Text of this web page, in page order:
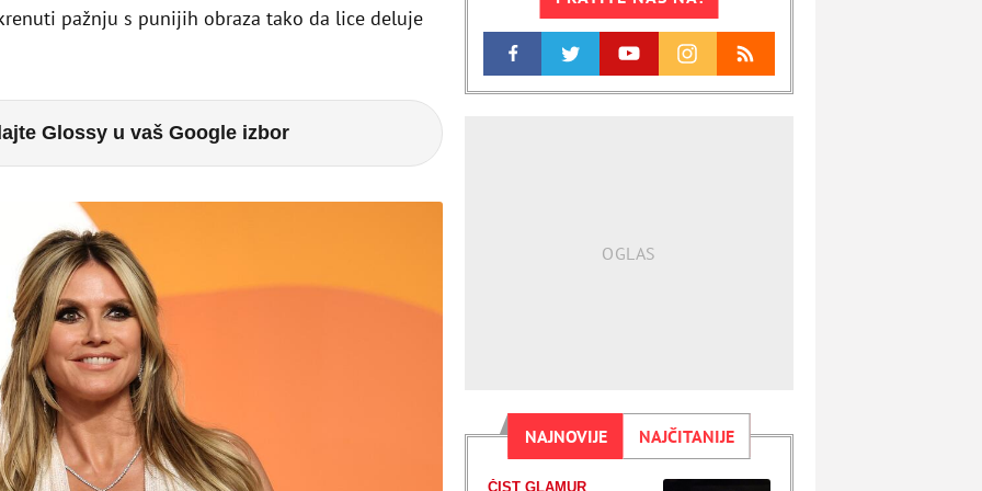
pažnju s punijih obraza tako da lice deluje
Glossy u vaš Google izbor
NAJNOVIJE NAJČITANIJE
ČIST GLAMUR